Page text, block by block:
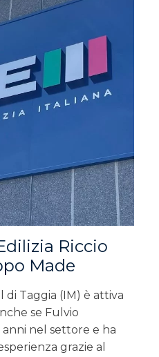
Riccio
Made
di Taggia (IM) è attiva
se Fulvio
nel settore e ha
grazie al